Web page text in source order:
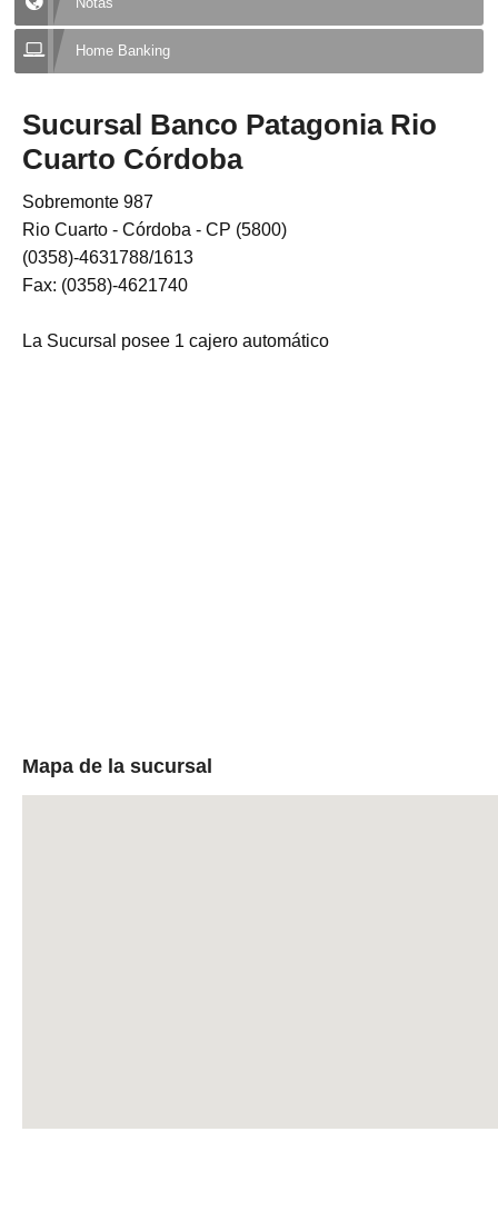
Home Banking
Sucursal Banco Patagonia Rio
Cuarto Córdoba
Sobremonte 987
Rio Cuarto - Córdoba - CP (5800)
(0358)-4631788/1613
Fax: (0358)-4621740
La Sucursal posee 1 cajero automático
Mapa de la sucursal